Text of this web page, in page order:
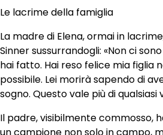
Le lacrime della famiglia
La madre di Elena, ormai in
Sinner sussurrandogli: «Non ci
hai fatto. Hai reso felice mia figlia
possibile. Lei morirà sapendo di
sogno. Questo vale più di qualsiasi
Il padre, visibilmente commosso,